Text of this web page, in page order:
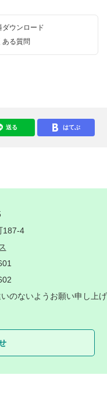
ダウンロード
ある質問
送る はてぶ
187-4
のないようお願い申し上げ